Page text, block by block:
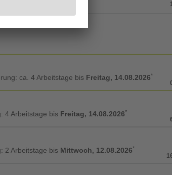
ca. 4 Arbeitstage bis Freitag, 14.08.2026*
4 Arbeitstage bis Freitag, 14.08.2026*
2 Arbeitstage bis Mittwoch, 12.08.2026*